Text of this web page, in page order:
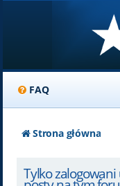
FAQ
Strona główna
Tylko